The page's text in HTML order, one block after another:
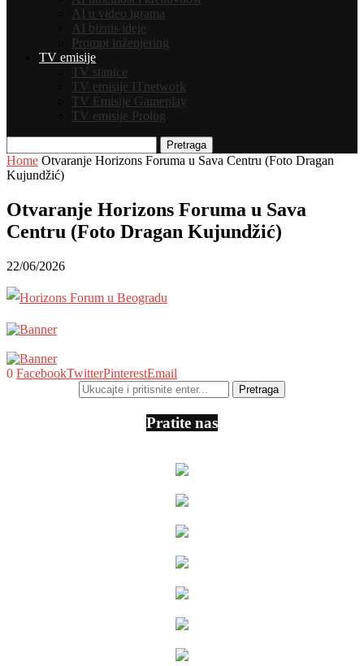
AI u video igrama
AI biznis ideje
Prompt inženjering
TV emisije
TV stanice
TV emisije ITnetwork
TV Emisije Gameplay
TV emisije Prolog
Pretraga
Home Otvaranje Horizons Foruma u Sava Centru (Foto Dragan
Kujundžić)
Otvaranje Horizons Foruma u Sava
Centru (Foto Dragan Kujundžić)
22/06/2026
0 FacebookTwitterPinterestEmail
Pratite nas